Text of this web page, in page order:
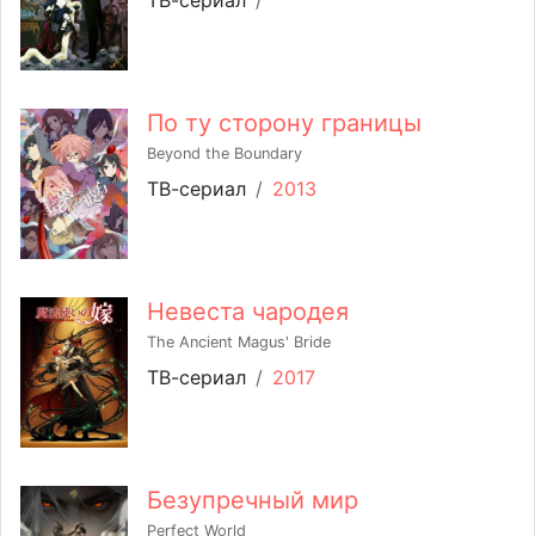
По ту сторону границы
Beyond the Boundary
ТВ-сериал / 2013
Невеста чародея
The Ancient Magus' Bride
ТВ-сериал / 2017
Безупречный мир
Perfect World